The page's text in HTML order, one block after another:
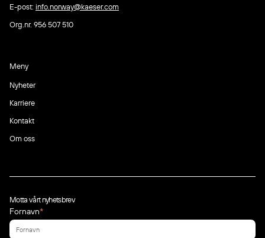
E-post: info.norway@kaeser.com
Org.nr. 956 507 510
Meny
Nyheter
Karriere
Kontakt
Om oss
Motta vårt nyhetsbrev
Fornavn*